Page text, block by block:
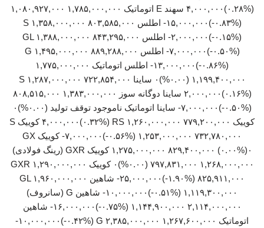
(‎۰.۲۸%‏)‎۴,۰۰۰,۰۰۰‏ سهند E اتوماتیک ۱,۷۸۵,۰۰۰,۰۰۰ ۱,۰۸۰,۹۲۷,۰۰۰
(‎-۰.۸۳%‏)‎-۱۵,۰۰۰,۰۰۰‏ اطلس S ۱,۳۵۸,۰۰۰,۰۰۰ ۸۰۳,۵۸۵,۰۰۰
(‎-۰.۱۵%‏)‎-۲,۰۰۰,۰۰۰‏ اطلس GL ۱,۳۸۸,۰۰۰,۰۰۰ ۸۴۳,۲۹۵,۰۰۰
(‎-۰.۵۰%‏)‎-۷,۰۰۰,۰۰۰‏ اطلس G ۱,۴۹۵,۰۰۰,۰۰۰ ۸۸۹,۲۸۸,۰۰۰
(‎-۰.۸۶%‏)‎-۱۳,۰۰۰,۰۰۰‏ اطلس اتوماتیک ۱,۷۷۵,۰۰۰,۰۰۰
۱,۱۹۹,۴۰۰,۰۰۰ (۰.۰۰%)۰ ساینا S ۱,۲۸۷,۰۰۰,۰۰۰ ۷۲۲,۸۵۴,۰۰۰
(‎۰.۱۶%‏)‎۲,۰۰۰,۰۰۰‏ ساینا دوگانه سوز ۱,۳۸۳,۰۰۰,۰۰۰ ۸۰۸,۵۱۵,۰۰۰
(‎-۰.۵۰%‏)‎-۷,۰۰۰,۰۰۰‏ ساینا اتوماتیک ناموجود توقف تولید (۰.۰۰%)۰
کوییک RS ۱,۲۶۰,۰۰۰,۰۰۰ ۷۷۹,۲۰۰,۰۰۰ (‎۰.۳۲%‏)‎۴,۰۰۰,۰۰۰‏ کوییک S
۱,۲۵۳,۰۰۰,۰۰۰ ۷۳۲,۷۸۰,۰۰۰ (‎-۰.۵۶%‏)‎-۷,۰۰۰,۰۰۰‏ کوییک GX
۱,۲۷۵,۰۰۰,۰۰۰ ۸۲۹,۴۰۰,۰۰۰ (۰.۰۰%)۰ کوییک GXR (رینگ فولادی)
۱,۲۶۸,۰۰۰,۰۰۰ ۷۹۷,۸۳۱,۰۰۰ (۰.۰۰%)۰ کوییک GXR ۱,۲۹۰,۰۰۰,۰۰۰
۸۲۵,۹۱۱,۰۰۰ (‎-۱.۹۰%‏)‎-۲۵,۰۰۰,۰۰۰‏ شاهین GL ۱,۹۶۰,۰۰۰,۰۰۰
۱,۱۱۹,۳۰۰,۰۰۰ (‎-۰.۵۱%‏)‎-۱۰,۰۰۰,۰۰۰‏ شاهین G (سانروف)
۲,۱۱۴,۰۰۰,۰۰۰ ۱,۱۴۴,۹۰۰,۰۰۰ (‎-۰.۷۵%‏)‎-۱۶,۰۰۰,۰۰۰‏ شاهین